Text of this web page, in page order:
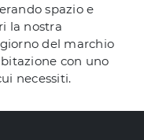
spazio e
la nostra
del marchio
con uno
necessiti.